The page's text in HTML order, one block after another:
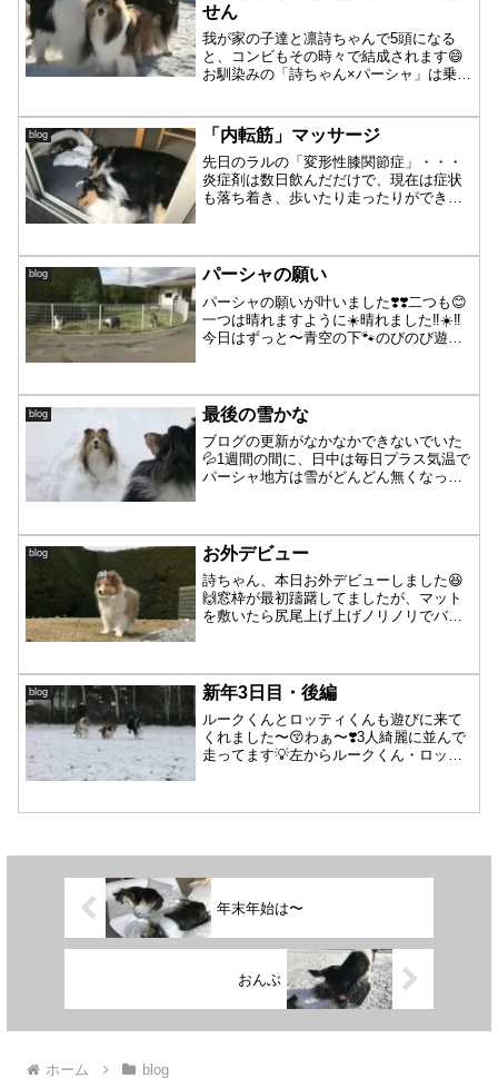
せん
我が家の子達と凛詩ちゃんで5頭になる
と、コンビもその時々で結成されます😄
お馴染みの「詩ちゃん×パーシャ」は乗っ
とが多く、見ていて面白可笑しいです😄
それに比べると〜「詩ち...
blog 「内転筋」マッサージ
先日のラルの「変形性膝関節症」・・・
炎症剤は数日飲んだだけで、現在は症状
も落ち着き、歩いたり走ったりができて
したのでこれからは時間の経過と共に筋
力も衰えていってしまう...
blog パーシャの願い
パーシャの願いが叶いました❣️❣️二つも😊
一つは晴れますように☀️晴れました‼️☀️‼️
今日はずっと〜青空の下🐾のびのび遊ん
なるっちゃんの側にいれますように✨パ
ーシャは...
blog 最後の雪かな
ブログの更新がなかなかできないでいた
💦1週間の間に、日中は毎日プラス気温で
パーシャ地方は雪がどんどん無くなって
ぐ始まる春が楽しみです...
blog お外デビュー
詩ちゃん、本日お外デビューしました😆
🙌窓枠が最初躊躇してましたが、マット
を敷いたら尻尾上げ上げノリノリでバデ
で見守ります😌詩ちゃん、パーシャから
何か教えてもらってるの...
blog 新年3日目・後編
ルークくんとロッティくんも遊びに来て
くれました〜😚わぁ〜❣️3人綺麗に並んで
走ってます💡左からルークくん・ロッテ
楽しそう😚ロッティくん、ルークくんの
年末年始は〜
おんぶ
ホーム blog